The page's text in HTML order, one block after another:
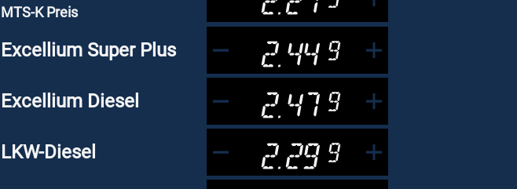
MTS-K Preis
Excellium Super Plus 2.44 9
Excellium Diesel 2.47 9
LKW-Diesel 2.29 9